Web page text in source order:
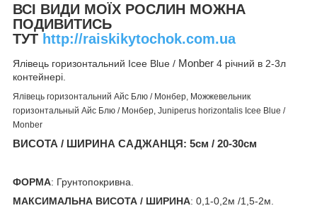
ВСІ ВИДИ МОЇХ РОСЛИН МОЖНА
ПОДИВИТИСЬ
ТУТ http://raiskikytochok.com.ua
Ялівець горизонтальний Iceе Blue / Monber 4 річний в 2-3л
контейнері.
Ялівець горизонтальний Айс Блю / Монбер, Можжевельник
горизонтальный Айс Блю / Монбер, Juniperus horizontalis Icee Blue /
Monber
ВИСОТА / ШИРИНА САДЖАНЦЯ: 5см / 20-30см
ФОРМА: Грунтопокривна.
МАКСИМАЛЬНА ВИСОТА / ШИРИНА: 0,1-0,2м /1,5-2м.